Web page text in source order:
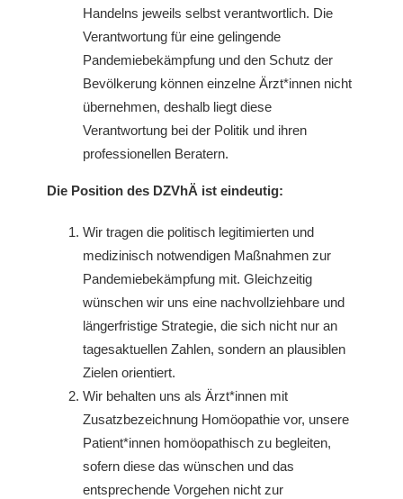
Handelns jeweils selbst verantwortlich. Die
Verantwortung für eine gelingende
Pandemiebekämpfung und den Schutz der
Bevölkerung können einzelne Ärzt*innen nicht
übernehmen, deshalb liegt diese
Verantwortung bei der Politik und ihren
professionellen Beratern.
Die Position des DZVhÄ ist eindeutig:
Wir tragen die politisch legitimierten und
medizinisch notwendigen Maßnahmen zur
Pandemiebekämpfung mit. Gleichzeitig
wünschen wir uns eine nachvollziehbare und
längerfristige Strategie, die sich nicht nur an
tagesaktuellen Zahlen, sondern an plausiblen
Zielen orientiert.
Wir behalten uns als Ärzt*innen mit
Zusatzbezeichnung Homöopathie vor, unsere
Patient*innen homöopathisch zu begleiten,
sofern diese das wünschen und das
entsprechende Vorgehen nicht zur